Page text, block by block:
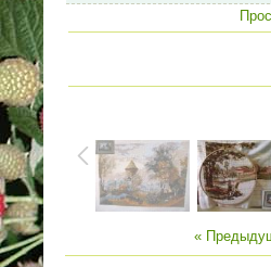
«